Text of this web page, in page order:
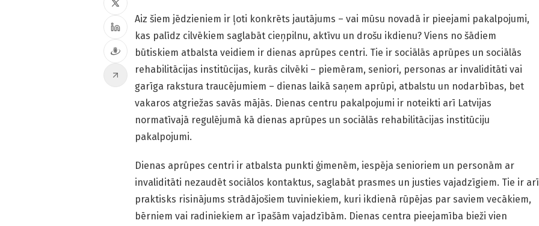
Aiz šiem jēdzieniem ir ļoti konkrēts jautājums – vai mūsu novadā ir pieejami pakalpojumi,
kas palīdz cilvēkiem saglabāt cieņpilnu, aktīvu un drošu ikdienu? Viens no šādiem
būtiskiem atbalsta veidiem ir dienas aprūpes centri. Tie ir sociālās aprūpes un sociālās
rehabilitācijas institūcijas, kurās cilvēki – piemēram, seniori, personas ar invaliditāti vai
garīga rakstura traucējumiem – dienas laikā saņem aprūpi, atbalstu un nodarbības, bet
vakaros atgriežas savās mājās. Dienas centru pakalpojumi ir noteikti arī Latvijas
normatīvajā regulējumā kā dienas aprūpes un sociālās rehabilitācijas institūciju
pakalpojumi.
Dienas aprūpes centri ir atbalsta punkti ģimenēm, iespēja senioriem un personām ar
invaliditāti nezaudēt sociālos kontaktus, saglabāt prasmes un justies vajadzīgiem. Tie ir arī
praktisks risinājums strādājošiem tuviniekiem, kuri ikdienā rūpējas par saviem vecākiem,
bērniem vai radiniekiem ar īpašām vajadzībām. Dienas centra pieejamība bieži vien